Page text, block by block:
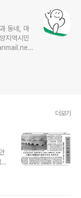
동네, 마
더보기